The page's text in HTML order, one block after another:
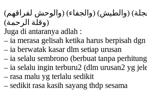
(والوحش لفراقهم) (والجفاء) (والطيش) (والعجلة) (وقلة الحياء)
(وقلة الرحمة)
Juga di antaranya adlah :
– ia merasa gelisah ketika harus berpisah
– ia berwatak kasar dlm setiap urusan
– ia selalu sembrono (berbuat tanpa
– ia selalu ingin terburu2 (dlm urusan2 yg
– rasa malu yg terlalu sedikit
– sedikit rasa kasih sayang thdp sesama